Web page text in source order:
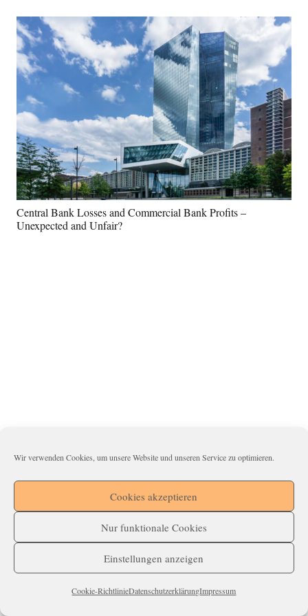
Wir verwenden Cookies, um unsere Website und unseren Service zu optimieren.
Cookies akzeptieren
Nur funktionale Cookies
Einstellungen anzeigen
Cookie-RichtlinieDatenschutzerklärungImpressum
Central Bank Losses and Commercial Bank Profits –
Unexpected and Unfair?